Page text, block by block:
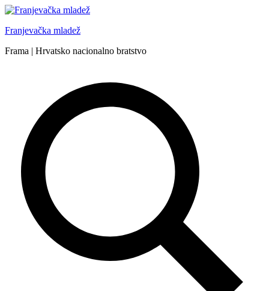
Skip
content
Franjevačka mladež
Frama | Hrvatsko nacionalno bratstvo